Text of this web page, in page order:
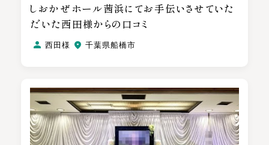
しおかぜホール茜浜にてお手伝いさせていた
だいた西田様からの口コミ
西田様 千葉県船橋市